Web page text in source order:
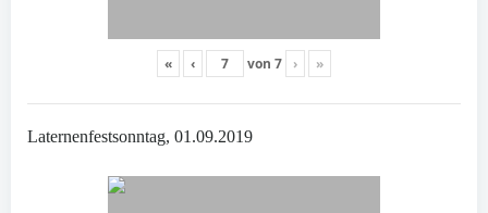
« ‹ von 7 › »
Laternenfestsonntag, 01.09.2019